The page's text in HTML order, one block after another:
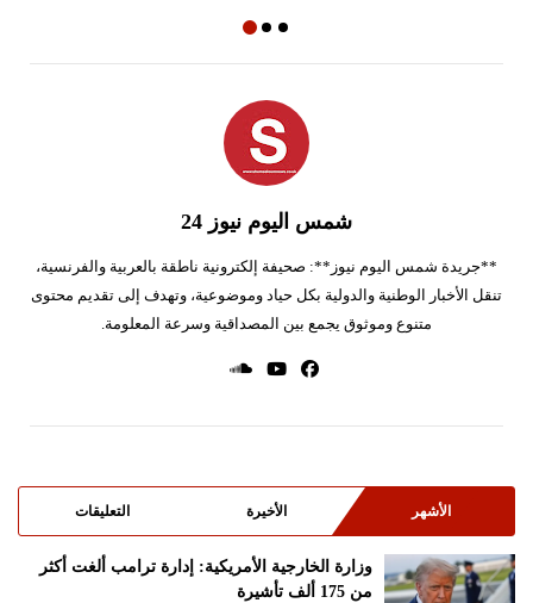
شمس اليوم نيوز 24
**جريدة شمس اليوم نيوز**: صحيفة إلكترونية ناطقة بالعربية والفرنسية،
تنقل الأخبار الوطنية والدولية بكل حياد وموضوعية، وتهدف إلى تقديم محتوى
متنوع وموثوق يجمع بين المصداقية وسرعة المعلومة.
الأشهر الأخيرة التعليقات
وزارة ⁠الخارجية الأمريكية: إدارة ترامب ألغت أكثر
من 175 ألف تأشيرة